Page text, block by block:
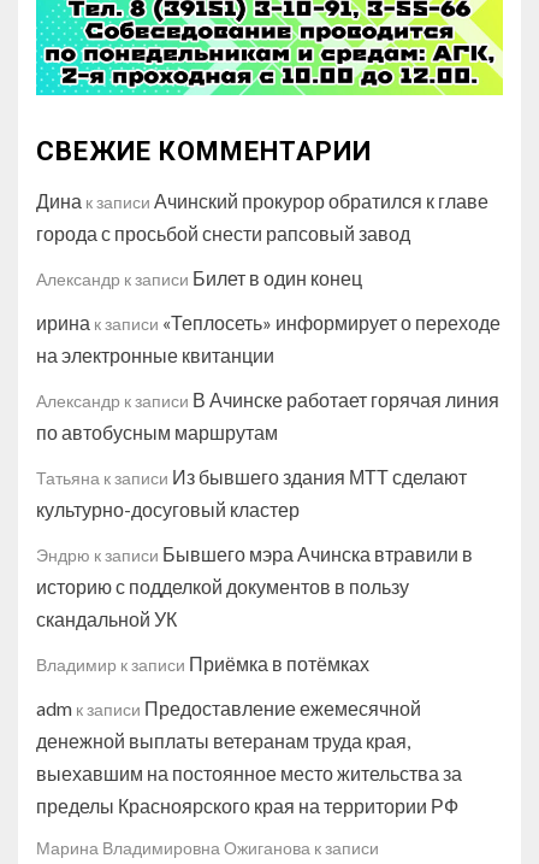
СВЕЖИЕ КОММЕНТАРИИ
Дина к записи Ачинский прокурор обратился к главе
города с просьбой снести рапсовый завод
Александр к записи Билет в один конец
ирина к записи «Теплосеть» информирует о переходе
на электронные квитанции
Александр к записи В Ачинске работает горячая линия
по автобусным маршрутам
Татьяна к записи Из бывшего здания МТТ сделают
культурно-досуговый кластер
Эндрю к записи Бывшего мэра Ачинска втравили в
историю с подделкой документов в пользу
скандальной УК
Владимир к записи Приёмка в потёмках
adm к записи Предоставление ежемесячной
денежной выплаты ветеранам труда края,
выехавшим на постоянное место жительства за
пределы Красноярского края на территории РФ
Марина Владимировна Ожиганова к записи